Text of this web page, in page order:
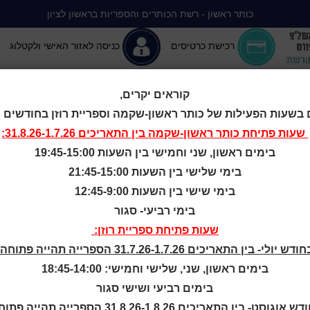
כותר ראשון - רשת הכותרים והספריות בראשון לציון
רכישת כרטיסים כניסה לאזור האישי ולקטלוג
ללא הפסקה המומלצים שלנו אירועים ופעילויות מידע ראשון: מרכז
יהושע הפרוע
מתרחץ, לא מסתפר ולא גוזז את ציפורניו? הוא הופך כמובן
קוראים יקרים,
בשעות הפעילות של כותר ראשון-שקמה וספריית רוזן בחודשים יולי-
שעות פתיחת כותר ראשון-שקמה בין התאריכים 31.8.26-1.7.26:
בימים ראשון, שני וחמישי בין השעות 19:45-15:00
בימי שלישי בין השעות 21:45-15:00
בימי שישי בין השעות 12:45-9:00
בימי רביעי- סגור
שעות פתיחת ספריית רוזן:
יולי- בין התאריכים 31.7.26-1.7.26 הספרייה תהייה פתוחה:
בימים ראשון, שני, שלישי וחמישי: 18:45-14:00
בימים רביעי ושישי סגור
אוגוסט- בין התאריכים 31.8.26-1.8.26 הספרייה תהייה פתוחה: